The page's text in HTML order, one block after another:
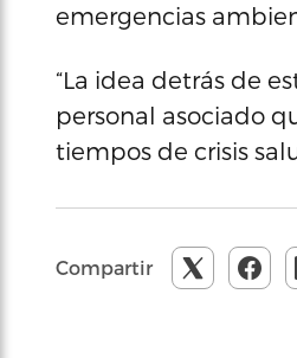
emergencias
“La idea detrás de
personal asociado
tiempos de crisis
Compartir